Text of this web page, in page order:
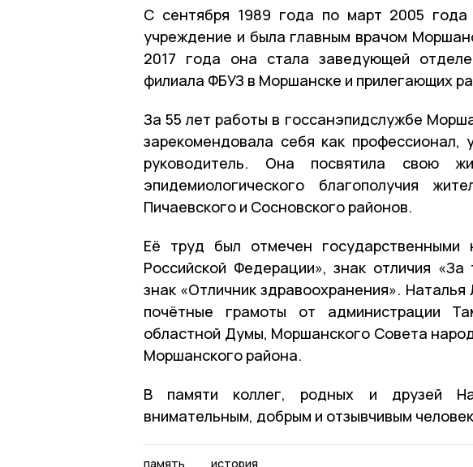
С сентября 1989 года по март 2005
учреждение и была главным врачом
2017 года она стала заведующей
филиала ФБУЗ в Моршанске и прилегающих
За 55 лет работы в госсанэпидслужбе
зарекомендовала себя как профессионал,
руководитель. Она посвятила свою
эпидемиологического благополучия
Пичаевского и Сосновского районов.
Её труд был отмечен государственными
Российской Федерации», знак отличия
знак «Отличник здравоохранения».
почётные грамоты от администрации
областной Думы, Моршанского Совета
Моршанского района.
В памяти коллег, родных и друзей
внимательным, добрым и отзывчивым
память история